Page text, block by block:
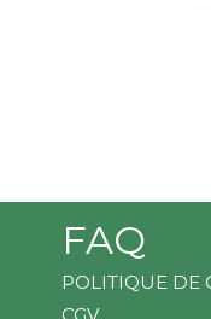
FAQ
POLITIQUE DE